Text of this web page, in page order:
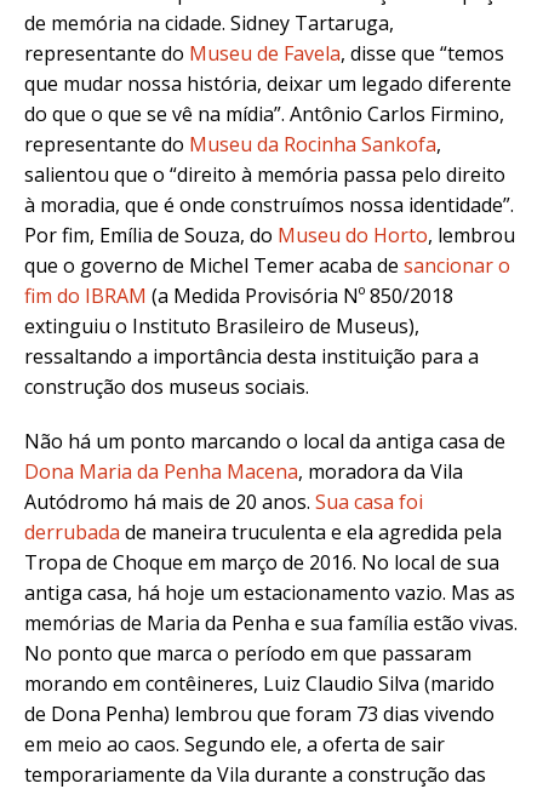
de memória na cidade. Sidney Tartaruga,
representante do Museu de Favela, disse que “temos
que mudar nossa história, deixar um legado diferente
do que o que se vê na mídia”. Antônio Carlos Firmino,
representante do Museu da Rocinha Sankofa,
salientou que o “direito à memória passa pelo direito
à moradia, que é onde construímos nossa identidade”.
Por fim, Emília de Souza, do Museu do Horto, lembrou
que o governo de Michel Temer acaba de sancionar o
fim do IBRAM (a Medida Provisória Nº 850/2018
extinguiu o Instituto Brasileiro de Museus),
ressaltando a importância desta instituição para a
construção dos museus sociais.
Não há um ponto marcando o local da antiga casa de
Dona Maria da Penha Macena, moradora da Vila
Autódromo há mais de 20 anos. Sua casa foi
derrubada de maneira truculenta e ela agredida pela
Tropa de Choque em março de 2016. No local de sua
antiga casa, há hoje um estacionamento vazio. Mas as
memórias de Maria da Penha e sua família estão vivas.
No ponto que marca o período em que passaram
morando em contêineres, Luiz Claudio Silva (marido
de Dona Penha) lembrou que foram 73 dias vivendo
em meio ao caos. Segundo ele, a oferta de sair
temporariamente da Vila durante a construção das